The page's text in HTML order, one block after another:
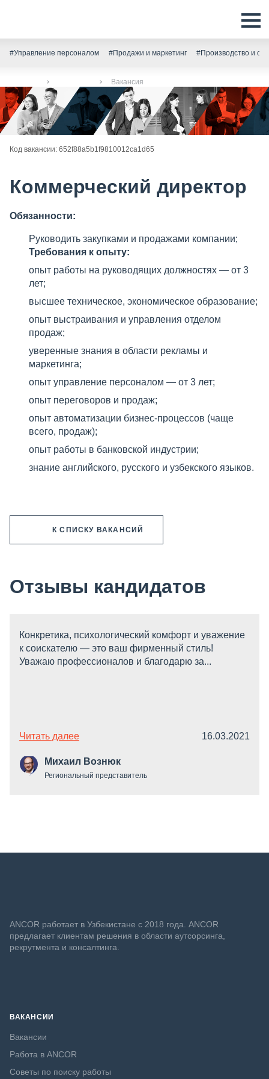
#Управление персоналом #Продажи и маркетинг #Производство и
Вакансия
Код вакансии: 652f88a5b1f9810012ca1d65
Коммерческий директор
Обязанности:
Руководить закупками и продажами компании;
Требования к опыту:
опыт работы на руководящих должностях — от 3
лет;
высшее техническое, экономическое образование;
опыт выстраивания и управления отделом
продаж;
уверенные знания в области рекламы и
маркетинга;
опыт управление персоналом — от 3 лет;
опыт переговоров и продаж;
опыт автоматизации бизнес-процессов (чаще
всего, продаж);
опыт работы в банковской индустрии;
знание английского, русского и узбекского языков.
К СПИСКУ ВАКАНСИЙ
Отзывы кандидатов
Конкретика, психологический комфорт и уважение
к соискателю — это ваш фирменный стиль!
Уважаю профессионалов и благодарю за...
Читать далее 16.03.2021
Михаил Вознюк
Региональный представитель
ANСOR работает в Узбекистане с 2018 года. ANCOR
предлагает клиентам решения в области аутсорсинга,
рекрутмента и консалтинга.
ВАКАНСИИ
Вакансии
Работа в ANCOR
Советы по поиску работы